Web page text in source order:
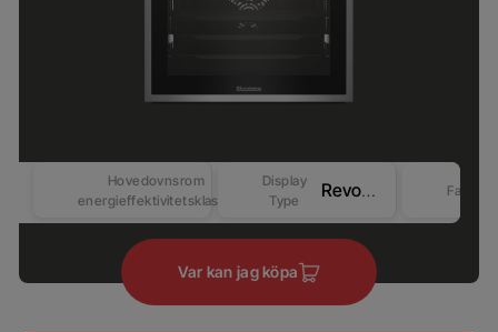
Hovedovnsrom
energieffektivitetsklasse
Display
Type
Revo Good+ Display (Beast) Farge
Var kan jag köpa